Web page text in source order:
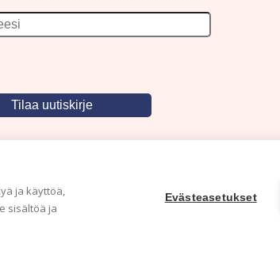
ja käyttöä,
sisältöä ja
Evästeasetukset